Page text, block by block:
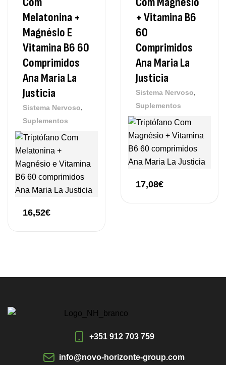
Melatonina +
Magnésio E
Vitamina B6 60
Comprimidos
Ana Maria La
Justicia
Sistema Nervoso,
Suplementos
16,52€
+ Vitamina B6
60
Comprimidos
Ana Maria La
Justicia
Sistema Nervoso,
Suplementos
17,08€
+351 912 703 759
info@novo-horizonte-group.com